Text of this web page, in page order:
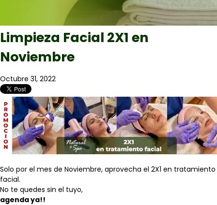
Limpieza Facial 2X1 en
Noviembre
Octubre 31, 2022
Solo por el mes de Noviembre, aprovecha el 2X1 en tratamiento
facial.
No te quedes sin el tuyo,
agenda ya!!